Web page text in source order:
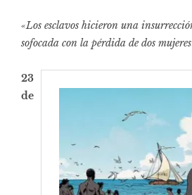
«Los esclavos hicieron una
sofocada con la pérdida de dos
23
de